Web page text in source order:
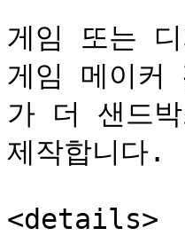
게임 또는
게임 메이커
가 더 샌드
제작합니다.
<details>